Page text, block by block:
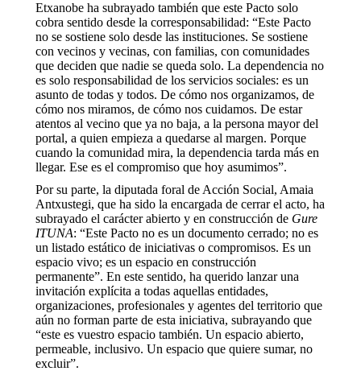
Etxanobe ha subrayado también que este Pacto solo
cobra sentido desde la corresponsabilidad: “Este Pacto
no se sostiene solo desde las instituciones. Se sostiene
con vecinos y vecinas, con familias, con comunidades
que deciden que nadie se queda solo. La dependencia no
es solo responsabilidad de los servicios sociales: es un
asunto de todas y todos. De cómo nos organizamos, de
cómo nos miramos, de cómo nos cuidamos. De estar
atentos al vecino que ya no baja, a la persona mayor del
portal, a quien empieza a quedarse al margen. Porque
cuando la comunidad mira, la dependencia tarda más en
llegar. Ese es el compromiso que hoy asumimos”.
Por su parte, la diputada foral de Acción Social, Amaia
Antxustegi, que ha sido la encargada de cerrar el acto, ha
subrayado el carácter abierto y en construcción de Gure
ITUNA: “Este Pacto no es un documento cerrado; no es
un listado estático de iniciativas o compromisos. Es un
espacio vivo; es un espacio en construcción
permanente”. En este sentido, ha querido lanzar una
invitación explícita a todas aquellas entidades,
organizaciones, profesionales y agentes del territorio que
aún no forman parte de esta iniciativa, subrayando que
“este es vuestro espacio también. Un espacio abierto,
permeable, inclusivo. Un espacio que quiere sumar, no
excluir”.